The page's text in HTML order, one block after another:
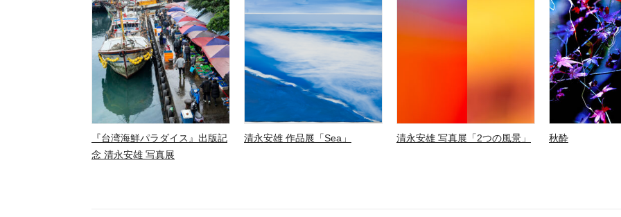
『台湾海鮮パラダイス』出版記
念 清永安雄 写真展
清永安雄 作品展「Sea」 清永安雄 写真展「2つの風景」 秋酔